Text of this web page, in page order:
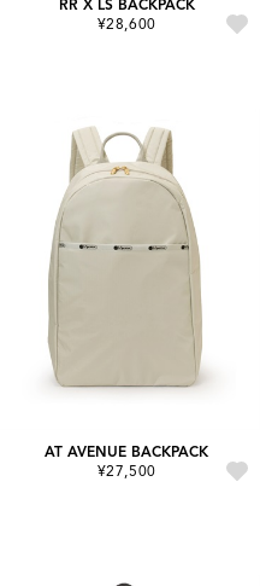
RR X LS BACKPACK
¥28,600
AT AVENUE BACKPACK
¥27,500